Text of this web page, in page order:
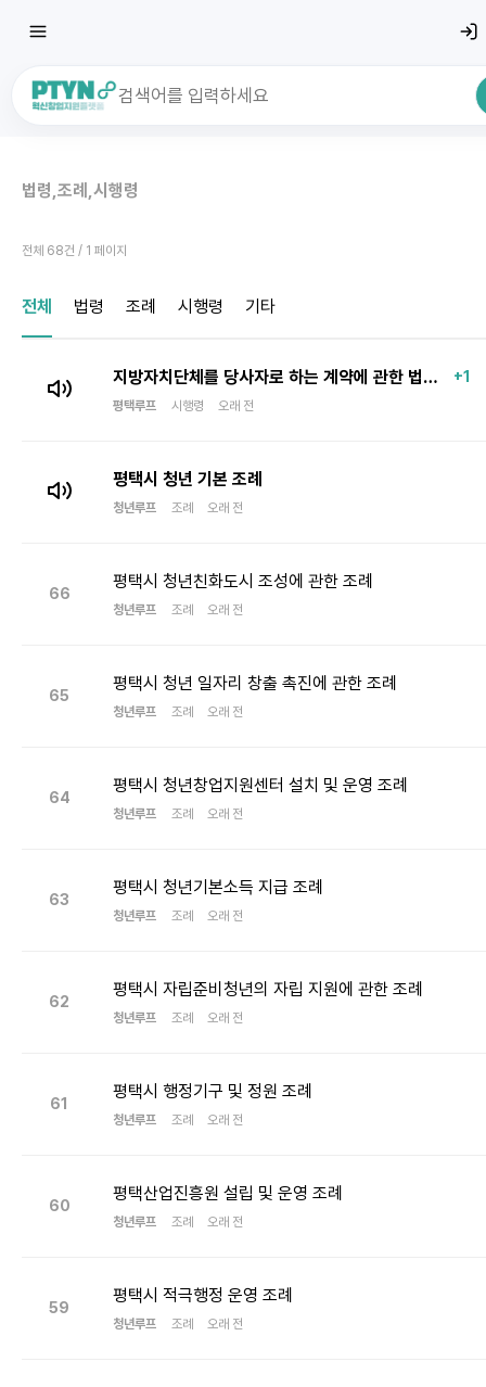
법령,조례,시행령
전체 68건 / 1 페이지
전체 법령 조례 시행령 기타
지방자치단체를 당사자로 하는 계약에 관한 법률 시행령 - 청년창업기업 5천만원 수의계약(개정) +1
평택루프 시행령 오래 전
평택시 청년 기본 조례
청년루프 조례 오래 전
66
평택시 청년친화도시 조성에 관한 조례
청년루프 조례 오래 전
65
평택시 청년 일자리 창출 촉진에 관한 조례
청년루프 조례 오래 전
64
평택시 청년창업지원센터 설치 및 운영 조례
청년루프 조례 오래 전
63
평택시 청년기본소득 지급 조례
청년루프 조례 오래 전
62
평택시 자립준비청년의 자립 지원에 관한 조례
청년루프 조례 오래 전
61
평택시 행정기구 및 정원 조례
청년루프 조례 오래 전
60
평택산업진흥원 설립 및 운영 조례
청년루프 조례 오래 전
59
평택시 적극행정 운영 조례
청년루프 조례 오래 전